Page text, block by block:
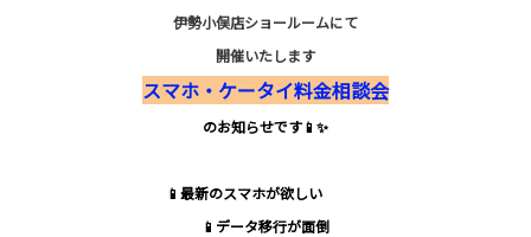
伊勢小俣店ショールームにて
開催いたします
スマホ・ケータイ料金相談会
のお知らせです📱✨
📱最新のスマホが欲しい
📱データ移行が面倒